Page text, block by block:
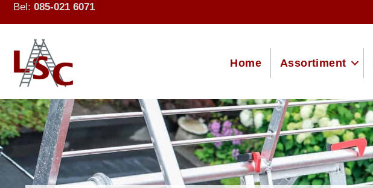
Bel: 085-021 6071
Home Assortiment